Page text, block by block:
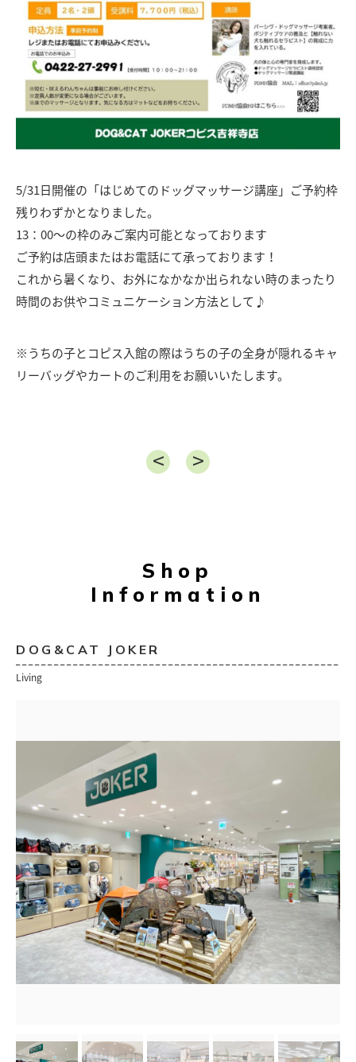
5/31日開催の「はじめてのドッグマッサージ講座」ご予約枠
残りわずかとなりました。
13：00～の枠のみご案内可能となっております
ご予約は店頭またはお電話にて承っております！
これから暑くなり、お外になかなか出られない時のまったり
時間のお供やコミュニケーション方法として♪
※うちの子とコピス入館の際はうちの子の全身が隠れるキャ
リーバッグやカートのご利用をお願いいたします。
Shop
Information
DOG&CAT JOKER
Living